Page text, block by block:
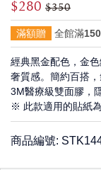
$280 $350
滿額贈 全館滿
經典黑金配色，金
奢質感。簡約百搭
3M醫療級雙面膠，
※ 此款適用的貼紙
商品編號: